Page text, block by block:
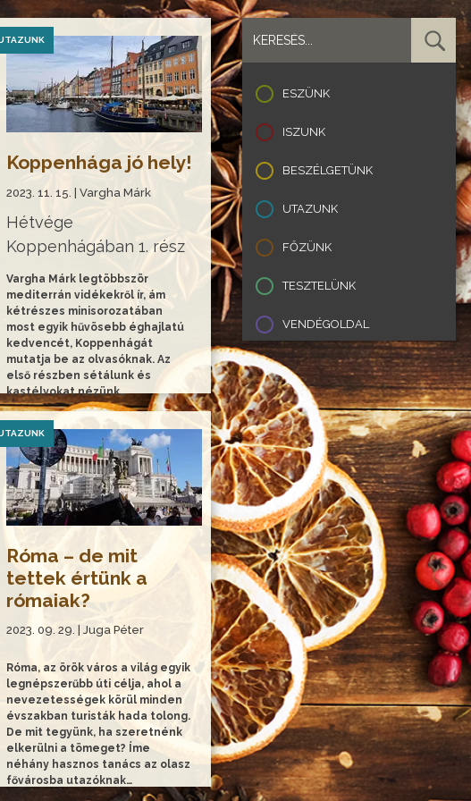
Koppenhága jó hely!
2023. 11. 15. | Vargha Márk
Hétvége
Koppenhágában 1. rész
Vargha Márk legtöbbször
mediterrán vidékekről ír, ám
kétrészes minisorozatában
most egyik hűvösebb éghajlatú
kedvencét, Koppenhágát
mutatja be az olvasóknak. Az
első részben sétálunk és
kastélyokat nézünk…
Róma – de mit
tettek értünk a
rómaiak?
2023. 09. 29. | Juga Péter
Róma, az örök város a világ egyik
legnépszerűbb úti célja, ahol a
nevezetességek körül minden
évszakban turisták hada tolong.
De mit tegyünk, ha szeretnénk
elkerülni a tömeget? Íme
néhány hasznos tanács az olasz
fővárosba utazóknak…
ESZÜNK
ISZUNK
BESZÉLGETÜNK
UTAZUNK
FŐZÜNK
TESZTELÜNK
VENDÉGOLDAL